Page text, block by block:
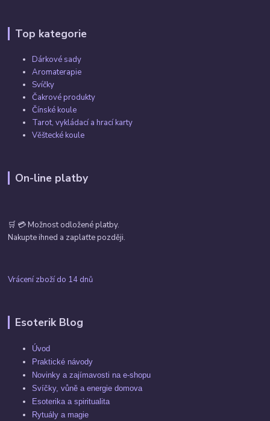
Top kategorie
Dárkové sady
Aromaterapie
Svíčky
Čakrové produkty
Čínské koule
Tarot, vykládací a hrací karty
Věštecké koule
On-line platby
🛒 💳 Možnost odložené platby.
Nakupte ihned a zaplaťte později.
Vrácení zboží do 14 dnů
Esoterik Blog
Úvod
Praktické návody
Novinky a zajímavosti na e-shopu
Svíčky, vůně a energie domova
Esoterika a spiritualita
Rytuály a magie